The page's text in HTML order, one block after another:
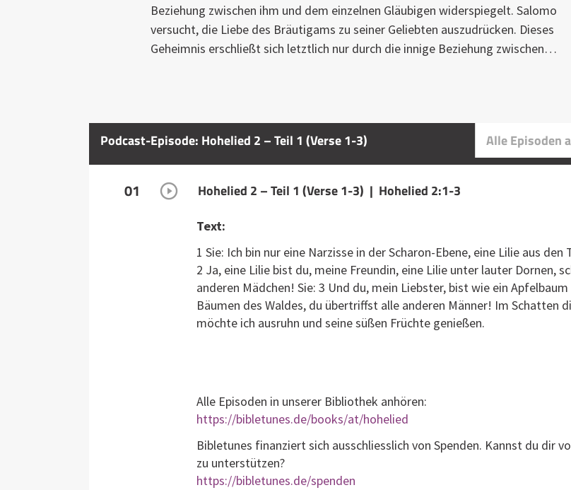
Beziehung zwischen ihm und dem einzelnen Gläubigen widerspiegelt. Salomo
versucht, die Liebe des Bräutigams zu seiner Geliebten auszudrücken. Dieses
Geheimnis erschließt sich letztlich nur durch die innige Beziehung zwischen…
Podcast-Episode: Hohelied 2 – Teil 1 (Verse 1-3) Alle Episoden
01 Hohelied 2 – Teil 1 (Verse 1-3) | Hohelied 2:1-3
Text:
1 Sie: Ich bin nur eine Narzisse in der Scharon-Ebene, eine Lilie aus den
2 Ja, eine Lilie bist du, meine Freundin, eine Lilie unter lauter Dornen,
anderen Mädchen! Sie: 3 Und du, mein Liebster, bist wie ein
Bäumen des Waldes, du übertriffst alle anderen Männer! Im Schatten
möchte ich ausruhn und seine süßen Früchte genießen.
Alle Episoden in unserer Bibliothek anhören:
https://bibletunes.de/books/at/hohelied
Bibletunes finanziert sich ausschliesslich von Spenden. Kannst du dir
zu unterstützen?
https://bibletunes.de/spenden